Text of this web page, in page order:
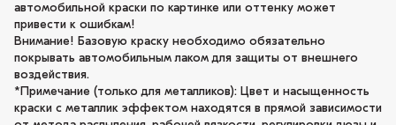
автомобильной краски по картинке или оттенку может
привести к ошибкам!
Внимание! Базовую краску необходимо обязательно
покрывать автомобильным лаком для защиты от внешнего
воздействия.
*Примечание (только для металликов): Цвет и насыщенность
краски с металлик эффектом находятся в прямой зависимости